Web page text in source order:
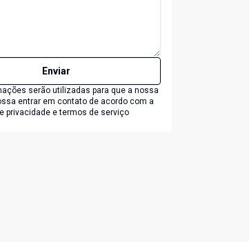
Enviar
serão utilizadas para que a nossa
entrar em contato de acordo com a
privacidade e termos de serviço